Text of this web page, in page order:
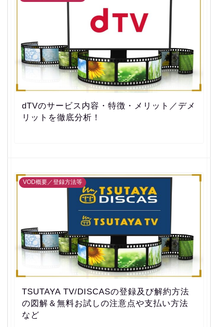
dTVのサービス内容・特徴・メリット／デメ
リットを徹底分析！
VOD概要／登録方法等
TSUTAYA TV/DISCASの登録及び解約方法
の図解＆無料お試しの注意点や支払い方法
など